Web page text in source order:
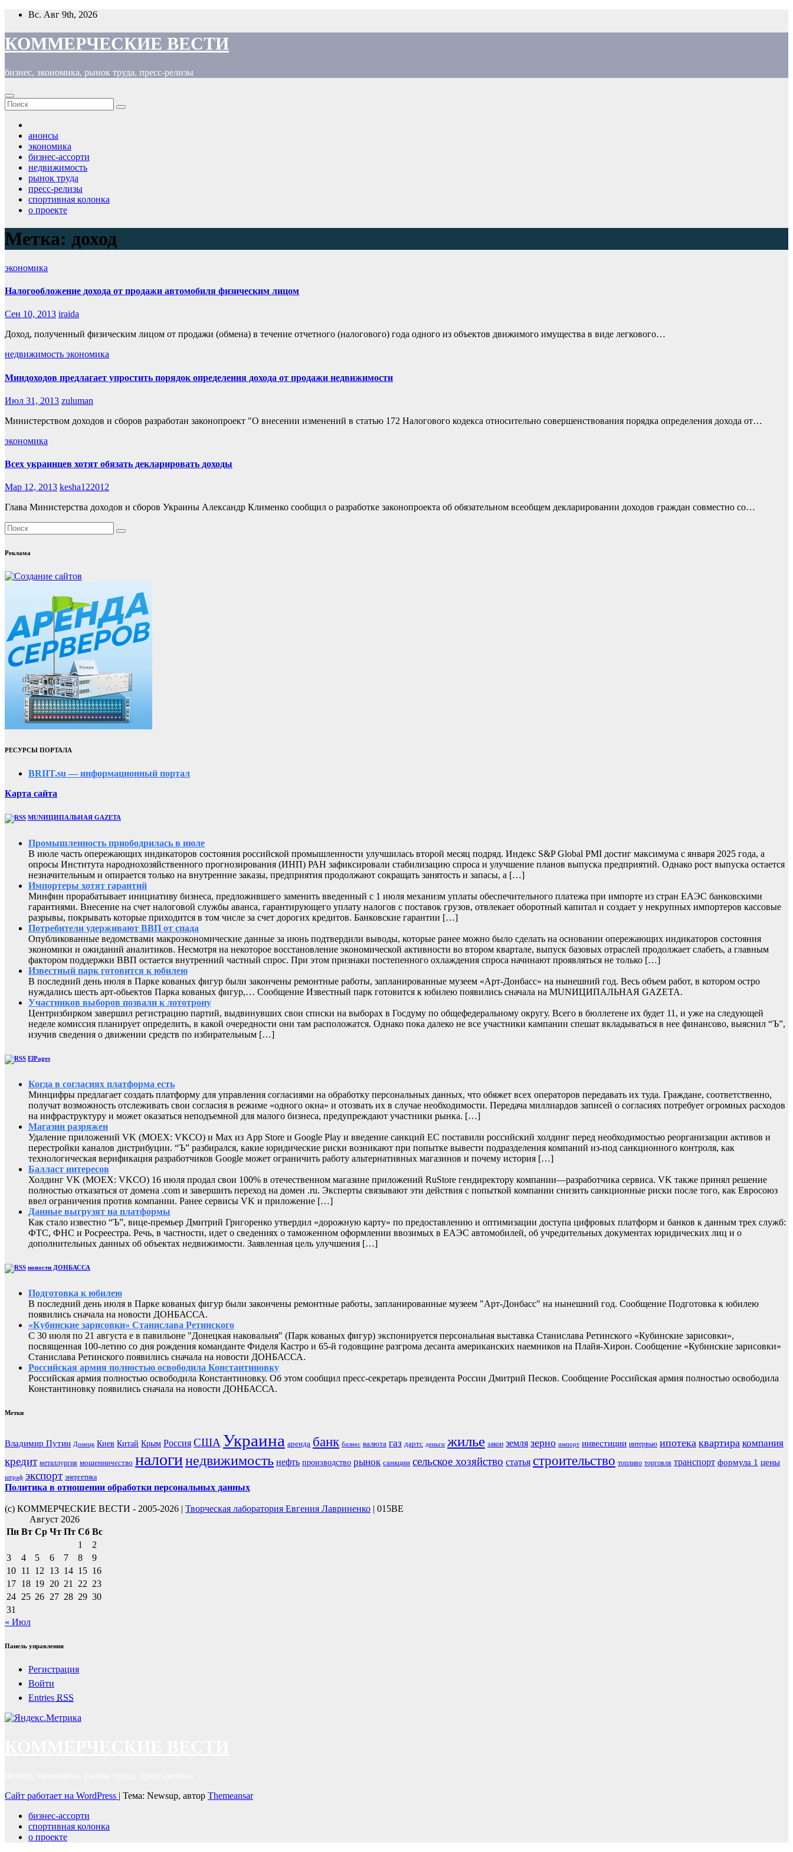
Перейти
содержимому
Вс. Авг 9th, 2026
КОММЕРЧЕСКИЕ ВЕСТИ
бизнес, экономика, рынок труда, пресс-релизы
анонсы
экономика
бизнес-ассорти
недвижимость
рынок труда
пресс-релизы
спортивная колонка
о проекте
Метка: доход
экономика
Налогообложение дохода от продажи автомобиля физическим лицом
Сен 10, 2013 iraida
Доход, полученный физическим лицом от продажи (обмена) в течение отчетного (налогового) года одного из объектов движимого имущества в виде легкового…
недвижимость экономика
Миндоходов предлагает упростить порядок определения дохода от продажи недвижимости
Июл 31, 2013 zuluman
Министерством доходов и сборов разработан законопроект "О внесении изменений в статью 172 Налогового кодекса относительно совершенствования порядка определения дохода от…
экономика
Всех украинцев хотят обязать декларировать доходы
Мар 12, 2013 kesha122012
Глава Министерства доходов и сборов Украины Александр Клименко сообщил о разработке законопроекта об обязательном всеобщем декларировании доходов граждан совместно со…
Реклама
РЕСУРСЫ ПОРТАЛА
BRIIT.su — информационный портал
Карта сайта
MUNИЦИПАЛЬНАЯ GAZЕТА
Промышленность приободрилась в июле
В июле часть опережающих индикаторов состояния российской промышленности улучшилась второй месяц подряд. Индекс S&P Global PMI достиг максимума с января 2025 года, а
опросы Института народнохозяйственного прогнозирования (ИНП) РАН зафиксировали стабилизацию спроса и улучшение планов выпуска предприятий. Однако рост выпуска остается
незначительным и опирается только на внутренние заказы, предприятия продолжают сокращать занятость и запасы, а […]
Импортеры хотят гарантий
Минфин прорабатывает инициативу бизнеса, предложившего заменить введенный с 1 июля механизм уплаты обеспечительного платежа при импорте из стран ЕАЭС банковскими
гарантиями. Внесение на счет налоговой службы аванса, гарантирующего уплату налогов с поставок грузов, отвлекает оборотный капитал и создает у некрупных импортеров кассовые
разрывы, покрывать которые приходится в том числе за счет дорогих кредитов. Банковские гарантии […]
Потребители удерживают ВВП от спада
Опубликованные ведомствами макроэкономические данные за июнь подтвердили выводы, которые ранее можно было сделать на основании опережающих индикаторов состояния
экономики и ожиданий аналитиков. Несмотря на некоторое восстановление экономической активности во втором квартале, выпуск базовых отраслей продолжает слабеть, а главным
фактором поддержки ВВП остается внутренний частный спрос. При этом признаки постепенного охлаждения спроса начинают проявляться не только […]
Известный парк готовится к юбилею
В последний день июля в Парке кованых фигур были закончены ремонтные работы, запланированные музеем «Арт-Донбасс» на нынешний год. Весь объем работ, в котором остро
нуждались шесть арт-обьектов Парка кованых фигур,… Сообщение Известный парк готовится к юбилею появились сначала на MUNИЦИПАЛЬНАЯ GAZЕТА.
Участников выборов позвали к лототрону
Центризбирком завершил регистрацию партий, выдвинувших свои списки на выборах в Госдуму по общефедеральному округу. Всего в бюллетене их будет 11, и уже на следующей
неделе комиссия планирует определить, в какой очередности они там расположатся. Однако пока далеко не все участники кампании спешат вкладываться в нее финансово, выяснил “Ъ”,
изучив сведения о движении средств по избирательным […]
ElPages
Когда в согласиях платформа есть
Минцифры предлагает создать платформу для управления согласиями на обработку персональных данных, что обяжет всех операторов передавать их туда. Граждане, соответственно,
получат возможность отслеживать свои согласия в режиме «одного окна» и отозвать их в случае необходимости. Передача миллиардов записей о согласиях потребует огромных расходов
на инфраструктуру и может оказаться неподъемной для малого бизнеса, предупреждают участники рынка. […]
Магазин разряжен
Удаление приложений VK (MOEX: VKCO) и Max из App Store и Google Play и введение санкций ЕС поставили российский холдинг перед необходимостью реорганизации активов и
перестройки каналов дистрибуции. “Ъ” разбирался, какие юридические риски возникают при попытке вывести подразделения компаний из-под санкционного контроля, как
технологическая верификация разработчиков Google может ограничить работу альтернативных магазинов и почему история […]
Балласт интересов
Холдинг VK (MOEX: VKCO) 16 июля продал свои 100% в отечественном магазине приложений RuStore гендиректору компании—разработчика сервиса. VK также принял решение
полностью отказаться от домена .com и завершить переход на домен .ru. Эксперты связывают эти действия с попыткой компании снизить санкционные риски после того, как Евросоюз
ввел ограничения против компании. Ранее сервисы VK и приложение […]
Данные выгрузят на платформы
Как стало известно “Ъ”, вице-премьер Дмитрий Григоренко утвердил «дорожную карту» по предоставлению и оптимизации доступа цифровых платформ и банков к данным трех служб:
ФТС, ФНС и Росреестра. Речь, в частности, идет о сведениях о таможенном оформлении ввозимых в ЕАЭС автомобилей, об учредительных документах юридических лиц и о
дополнительных данных об объектах недвижимости. Заявленная цель улучшения […]
новости ДОНБАССА
Подготовка к юбилею
В последний день июля в Парке кованых фигур были закончены ремонтные работы, запланированные музеем "Арт-Донбасс" на нынешний год. Сообщение Подготовка к юбилею
появились сначала на новости ДОНБАССА.
«Кубинские зарисовки» Станислава Ретинского
С 30 июля по 21 августа е в павильоне "Донецкая наковальня" (Парк кованых фигур) экспонируется персональная выставка Станислава Ретинского «Кубинские зарисовки»,
посвященная 100-летию со дня рождения команданте Фиделя Кастро и 65-й годовщине разгрома десанта американских наемников на Плайя-Хирон. Сообщение «Кубинские зарисовки»
Станислава Ретинского появились сначала на новости ДОНБАССА.
Российская армия полностью освободила Константиновку
Российская армия полностью освободила Константиновку. Об этом сообщил пресс-секретарь президента России Дмитрий Песков. Сообщение Российская армия полностью освободила
Константиновку появились сначала на новости ДОНБАССА.
Метки
Владимир Путин Донецк Киев Китай Крым Россия США Украина аренда банк бизнес валюта газ дартс деньги жилье закон земля зерно импорт инвестиции интервью ипотека квартира компания
кредит металлургия мошенничество налогинедвижимость нефть производство рынок санкции сельское хозяйство статья строительство топливо торговля транспорт формула 1 цены
штраф экспорт энергетика
Политика в отношении обработки персональных данных
(с) КОММЕРЧЕСКИЕ ВЕСТИ - 2005-2026 | Творческая лаборатория Евгения Лавриненко | 015BE
Август 2026
Пн Вт Ср Чт Пт Сб Вс
1
2
3
4 5 6 7 8
9
10 11 12 13 14 15 16
17 18 19 20 21 22 23
24 25 26 27 28 29 30
31
« Июл
Панель управления
Регистрация
Войти
Entries RSS
Сайт работает на WordPress | Тема: Newsup, автор Themeansar
бизнес-ассорти
спортивная колонка
о проекте